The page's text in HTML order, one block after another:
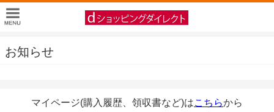
お知らせ
マイページ(購入履歴、領収書など)はこちらから